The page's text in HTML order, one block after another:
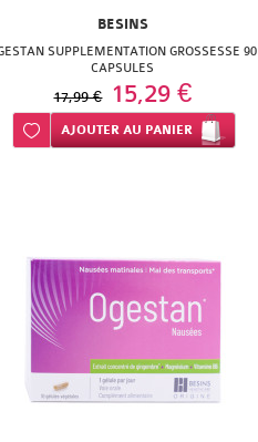
BESINS
SUPPLEMENTATION GROSSESSE 90
CAPSULES
17,99 € 15,29 €
Ajouter à ma liste d’envie
AJOUTER AU PANIER